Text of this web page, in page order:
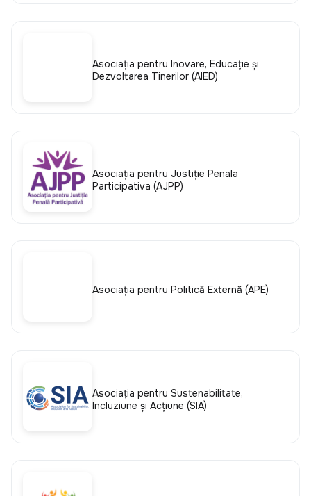
Asociația pentru Inovare, Educație și
Dezvoltarea Tinerilor (AIED)
Asociația pentru Justiție Penala
Participativa (AJPP)
Asociația pentru Politică Externă (APE)
Asociația pentru Sustenabilitate,
Incluziune și Acțiune (SIA)